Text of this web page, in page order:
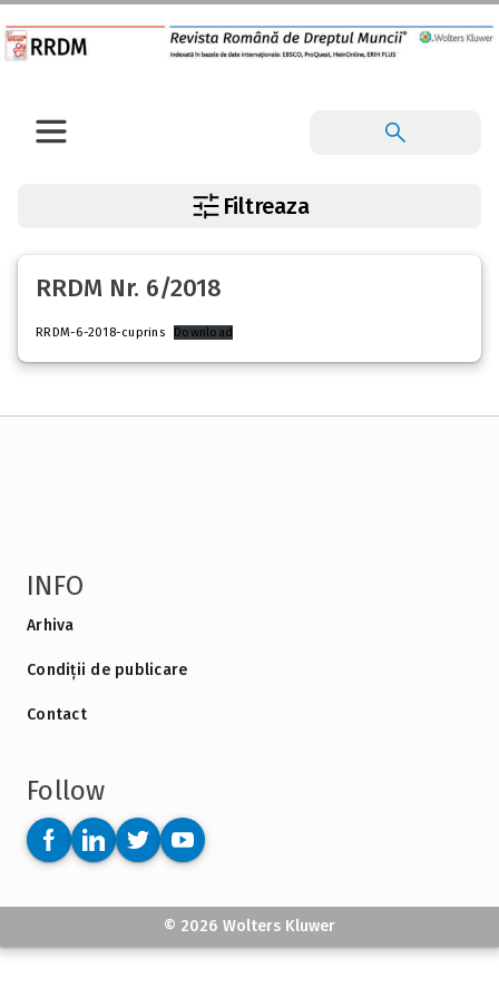
Filtreaza
RRDM Nr. 6/2018
RRDM-6-2018-cuprins Download
INFO
Arhiva
Condiții de publicare
Contact
Follow
© 2026 Wolters Kluwer